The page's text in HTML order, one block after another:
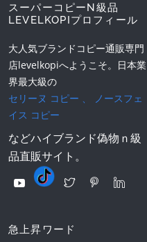
スーパーコピーN級品
LEVELKOPIプロフィール
大人気ブランドコピー通販専門
店levelkopiへようこそ。日本業
界最大級の
セリーヌ コピー
ノースフェ
イス コピー
などハイブランド偽物ｎ級
品直販サイト。
急上昇ワード